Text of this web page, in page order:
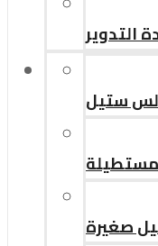
التدوير
ستيل
مستطيلة
صغيرة